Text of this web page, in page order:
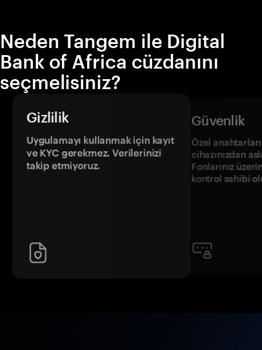
Neden Tangem ile Digital
Bank of Africa cüzdanını
seçmelisiniz?
Gizlilik
Uygulamayı kullanmak için kayıt
ve KYC gerekmez. Verilerinizi
takip etmiyoruz.
Güvenlik
Özel
cihazınızdan
Fonlarınız
kontrol sahibi